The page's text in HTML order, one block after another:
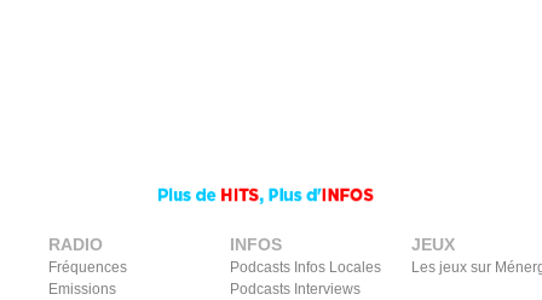
RADIO
Fréquences
Emissions
INFOS
Podcasts Infos Locales
Podcasts Interviews
JEUX
Les jeux sur